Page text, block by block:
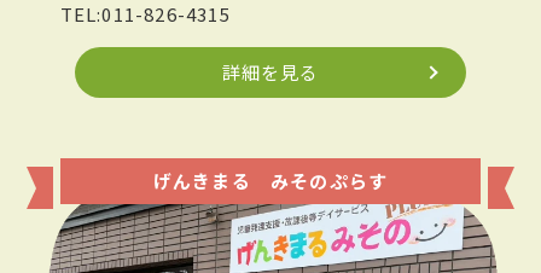
TEL:011-826-4315
詳細を見る
げんきまる みそのぷらす